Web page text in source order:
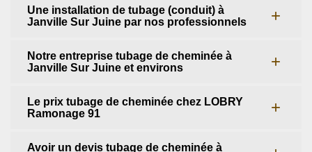
Une installation de tubage (conduit) à
Janville Sur Juine par nos professionnels
Notre entreprise tubage de cheminée à
Janville Sur Juine et environs
Le prix tubage de cheminée chez LOBRY
Ramonage 91
Avoir un devis tubage de cheminée à